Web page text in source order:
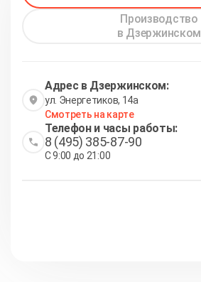
Производство
в Дзержинском
Адрес в Дзержинском:
ул. Энергетиков, 14а
Смотреть на карте
Телефон и часы работы:
8 (495) 385-87-90
С 9:00 до 21:00